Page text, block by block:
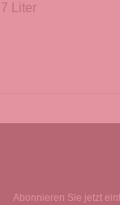
7 Liter
Abonnieren Sie jetzt